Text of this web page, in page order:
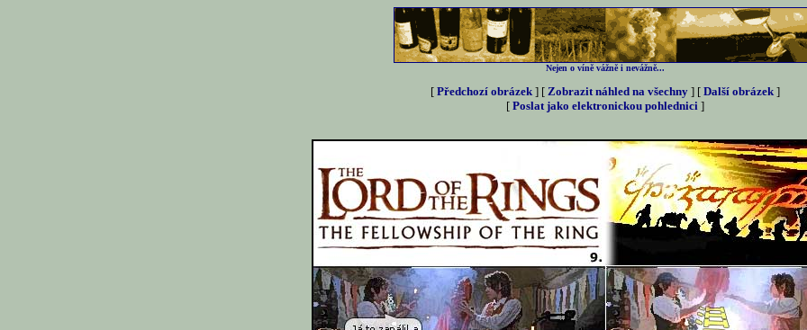
Nejen o víně vážně i nevážně...
[ Předchozí obrázek ] [ Zobrazit náhled na všechny ] [ Další obrázek ]
[ Poslat jako elektronickou pohlednici ]